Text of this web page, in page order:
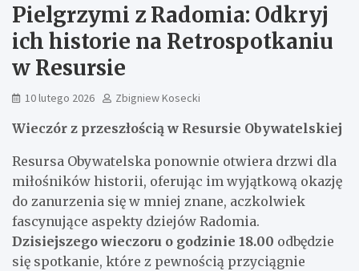
Pielgrzymi z Radomia: Odkryj
ich historie na Retrospotkaniu
w Resursie
10 lutego 2026 Zbigniew Kosecki
Wieczór z przeszłością w Resursie Obywatelskiej
Resursa Obywatelska ponownie otwiera drzwi dla
miłośników historii, oferując im wyjątkową okazję
do zanurzenia się w mniej znane, aczkolwiek
fascynujące aspekty dziejów Radomia.
Dzisiejszego wieczoru o godzinie 18.00 odbędzie
się spotkanie, które z pewnością przyciągnie